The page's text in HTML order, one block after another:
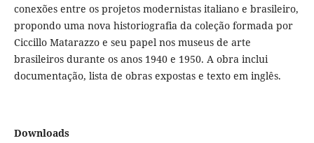
conexões entre os projetos modernistas italiano e brasileiro,
propondo uma nova historiografia da coleção formada por
Ciccillo Matarazzo e seu papel nos museus de arte
brasileiros durante os anos 1940 e 1950. A obra inclui
documentação, lista de obras expostas e texto em inglês.
Downloads